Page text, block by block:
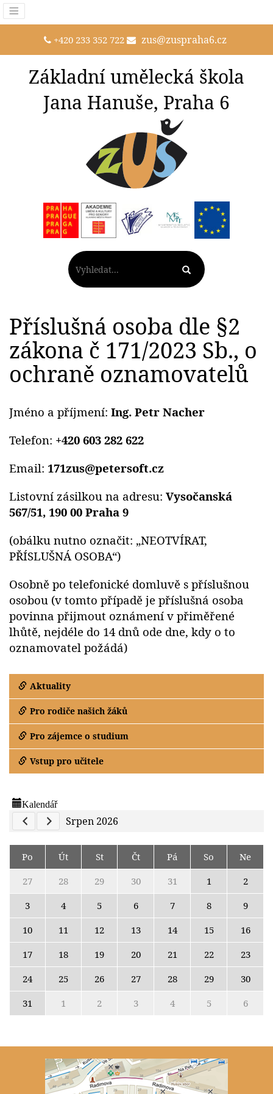
+420 233 352 722 zus@zuspraha6.cz
Základní umělecká škola
Jana Hanuše, Praha 6
Aktuality
Pro rodiče našich žáků
Pro zájemce o studium
Vstup pro učitele
Kalendář
Previous Calendar
Next Calendar
Srpen 2026
Po Út St Čt Pá So
Ne
27
28 29 30 31 1
2
3
4 5 6 7 8
9
10
11 12 13 14 15
16
17
18 19 20 21 22
23
24
25 26 27 28 29
30
31
1 2 3 4 5 6
Příslušná osoba dle §2
zákona č 171/2023 Sb., o
ochraně oznamovatelů
Jméno a příjmení: Ing. Petr Nacher
Telefon: +420 603 282 622
Email: 171zus@petersoft.cz
Listovní zásilkou na adresu: Vysočanská
567/51, 190 00 Praha 9
(obálku nutno označit: „NEOTVÍRAT,
PŘÍSLUŠNÁ OSOBA“)
Osobně po telefonické domluvě s příslušnou
osobou (v tomto případě je příslušná osoba
povinna přijmout oznámení v přiměřené
lhůtě, nejdéle do 14 dnů ode dne, kdy o to
oznamovatel požádá)